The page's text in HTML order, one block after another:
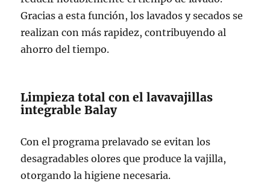
Gracias a esta función, los lavados y secados se
realizan con más rapidez, contribuyendo al
ahorro del tiempo.
Limpieza total con el lavavajillas
integrable Balay
Con el programa prelavado se evitan los
desagradables olores que produce la vajilla,
otorgando la higiene necesaria.